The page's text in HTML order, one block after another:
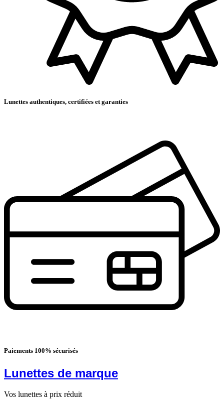
Lunettes authentiques, certifiées et garanties
Paiements 100% sécurisés
Lunettes de marque
Vos lunettes à prix réduit